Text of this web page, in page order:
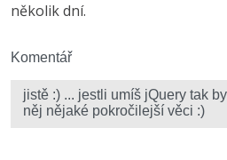
Fórum
Kybernetická bezpečnost
několik dní.
Komentář